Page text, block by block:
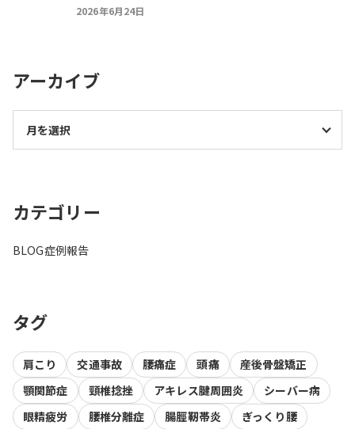
2026年6月24日
アーカイブ
カテゴリー
BLOG症例報告
タグ
肩こり 交通事故 腰痛症 頭痛
産後骨盤矯正
顎関節症
頸椎捻挫 アキレス腱周囲炎
シーバー病
眼精疲労
腰椎分離症 腸脛靭帯炎 ぎっくり腰